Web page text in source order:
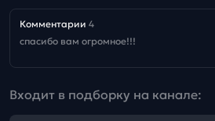
Комментарии 4
спасибо вам огромное!!!
Входит в подборку на канале: